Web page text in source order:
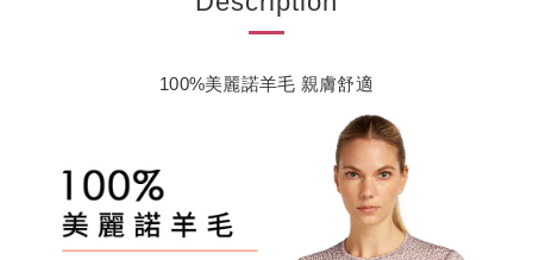
100%美麗諾羊毛 親膚舒適